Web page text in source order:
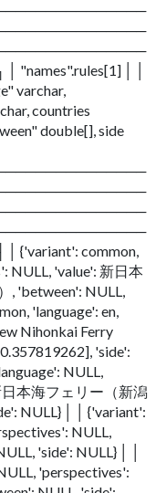
│ │
varchar,
countries
double[], side
common,
NULL, 'value': 新日本
, 'between': NULL,
'language': en,
Nihonkai Ferry
'side':
NULL,
本海フェリー（新潟
NULL} │ │ {'variant':
NULL,
'side': NULL} │ │
'perspectives':